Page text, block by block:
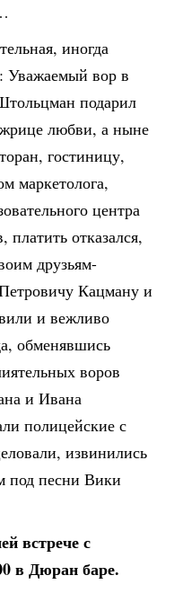
иногда
Уважаемый вор в
подарил
любви, а ныне
гостиницу,
маркетолога,
центра
отказался,
друзьям-
Кацману и
и вежливо
обменявшись
воров
и Ивана
полицейские с
извинились
под песни Вики
встрече с
в Дюран баре.